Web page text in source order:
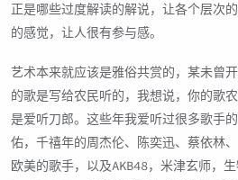
正是哪些过度解读的解说，让各个层次
的感觉，让人很有参与感。
艺术本来就应该是雅俗共赏的，某未曾
的歌是写给农民听的，我想说，你的歌
是爱听刀郎。这些年我爱听过很多歌手
佑，千禧年的周杰伦、陈奕迅、蔡依
欧美的歌手，以及AKB48，米津玄师，